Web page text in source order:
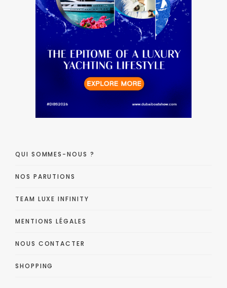
QUI SOMMES-NOUS ?
NOS PARUTIONS
TEAM LUXE INFINITY
MENTIONS LÉGALES
NOUS CONTACTER
SHOPPING